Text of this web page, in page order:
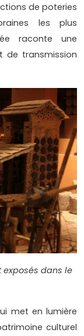
de poteries
les plus
raconte une
de transmission
dans le
met en lumière
culturel